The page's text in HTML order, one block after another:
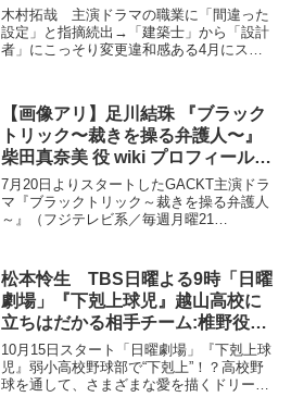
木村拓哉 主演ドラマの職業に「間違った
設定」と指摘続出→「建築士」から「設計
者」にこっそり変更違和感ある4月にスタ
（テレビ朝日系）。期待が高まるなか、木
村が演...
【画像アリ】足川結珠 『ブラック
トリック〜裁きを操る弁護人〜』
柴田真奈美 役 wiki プロフィール
ドラマ出演まとめ
7月20日よりスタートしたGACKT主演ドラ
マ『ブラックトリック～裁きを操る弁護人
～』（フジテレビ系／毎週月曜21
手段を選ばず真実を暴いていく完全オリジ
ナルスト...
松本怜生 TBS日曜よる9時「日曜
劇場」『下剋上球児』越山高校に
立ちはだかる相手チーム:椎野役で
出演。
10月15日スタート「日曜劇場」『下剋上球
児』弱小高校野球部で“下剋上”！？高校野
球を通して、さまざまな愛を描くドリーム